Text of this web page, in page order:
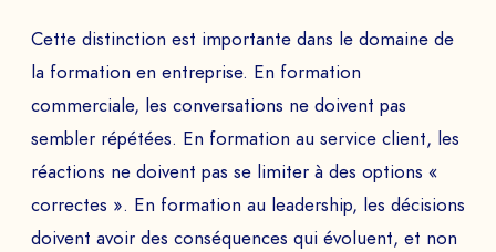
Cette distinction est importante dans le domaine de
la formation en entreprise. En formation
commerciale, les conversations ne doivent pas
sembler répétées. En formation au service client, les
réactions ne doivent pas se limiter à des options «
correctes ». En formation au leadership, les décisions
doivent avoir des conséquences qui évoluent, et non